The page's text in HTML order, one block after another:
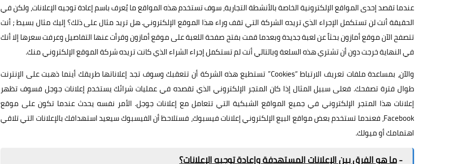
عندما تقصد إحدى المواقع الإلكترونية الخاصة بالأنشطة التجارية، سوف تستخدم هذه المواقع ما يُعرف باسم إعادة توجيه الإعلانات، ولكن في
الحقيقة أنت لن تستكمل الإجراء الذي تريده الشركة التي تقف وراء هذا الموقع الإلكتروني. هل تريد مثال على ذلك؟ إليك مثال بسيط ; أنت
تتصفح الآن موقع أمازون بحثاً عن لعبة جديدة وبعدما قمت بفتح صفحة اللعبة على موقع أمازون وقرأت عنها التفاصيل وعرفت سعرها إلا أنك
في النهاية خرجت دون أن تشتري هذه السلعة وبالتالي أنت لم تستكمل إجراء الشراء الذي كانت تريده شركة الموقع الإلكتروني منك.
والآن، بمساعدة ملفات تعريف الارتباط “Cookies” تستطيع هذه الشركة أن تتعقبك وسوف تجد إعلاناتها طريقك أينما ذهبت على الإنترنت
طوال فترة تصفحك. فعلى سبيل المثال إذا كان المتجر الإلكتروني الذي تقصده في عمليات شرائك يستخدم إعلانات جوجل فسوف تظهر
إعلانات هذا المتجر الإلكتروني في جميع المواقع الشبكية التي تتعامل مع إعلانات جوجل. الأمر نفسه يحدث عندما تكون على موقع
Facebook، فعندما تستخدم بعض مواقع البيع الإلكتروني إعلانات فيسبوك، فستلاحظ أن الفيسبوك سيعيد استهدافك بالإعلانات التي تلاقي
اهتمامك أو ميولك.
-ما هو الفرق بين الإعلانات المستهدفة وإعادة توجيه الإعلانات؟